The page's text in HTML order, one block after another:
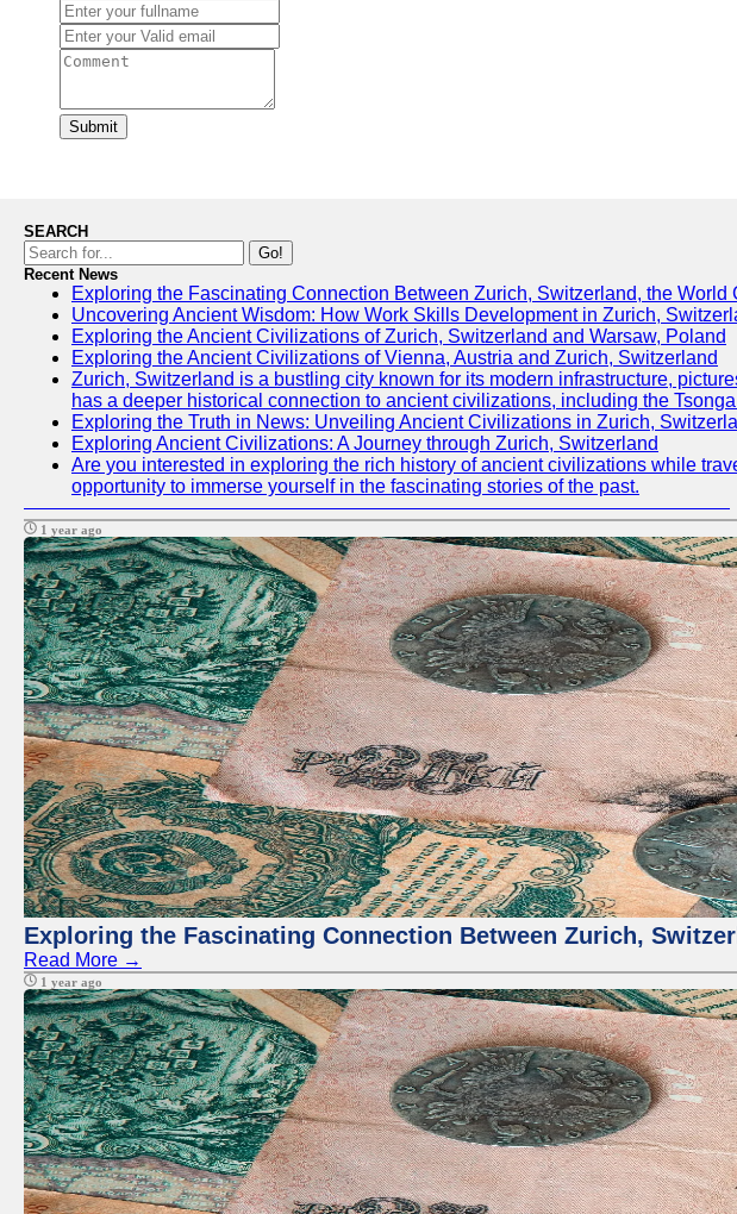
Submit
SEARCH
Go!
Recent News
Exploring the Fascinating Connection Between Zurich, Switzerland, the
Uncovering Ancient Wisdom: How Work Skills Development in Zurich,
Exploring the Ancient Civilizations of Zurich, Switzerland and Warsaw, Poland
Exploring the Ancient Civilizations of Vienna, Austria and Zurich, Switzerland
Zurich, Switzerland is a bustling city known for its modern infrastructure,
has a deeper historical connection to ancient civilizations, including the
Exploring the Truth in News: Unveiling Ancient Civilizations in Zurich,
Exploring Ancient Civilizations: A Journey through Zurich, Switzerland
Are you interested in exploring the rich history of ancient civilizations while
opportunity to immerse yourself in the fascinating stories of the past.
1 year ago
Exploring the Fascinating Connection Between Zurich,
Read More →
1 year ago